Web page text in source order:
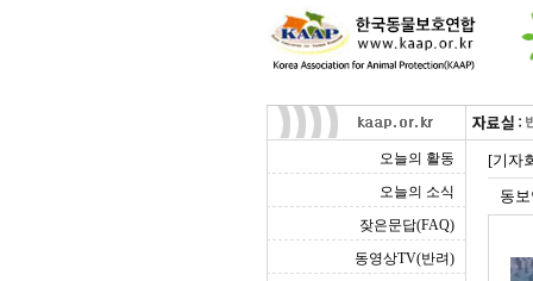
오늘의 활동
오늘의 소식
잦은문답(FAQ)
동영상TV(반려)
[기자
동